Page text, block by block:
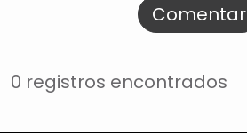
Comentar
0 registros encontrados